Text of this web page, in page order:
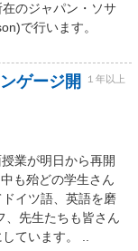
のジャパン・ソサ
で行います。
ゲージ開
１年以上
業が明日から再開
も殆どの学生さん
イツ語、英語を磨
、先生たちも皆さん
ています。 ..